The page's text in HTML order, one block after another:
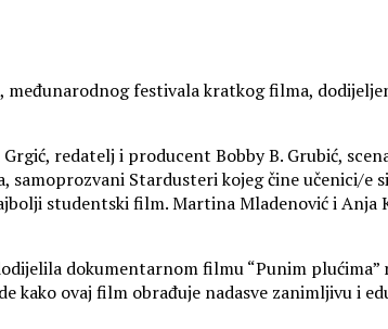
festivala kratkog filma,
redatelj i producent Bobby B. Grubić,
Stardusteri kojeg čine učenici/e
studentski film. Martina Mladenović i
dokumentarnom filmu “Punim
kako ovaj film obrađuje nadasve zanimljivu i